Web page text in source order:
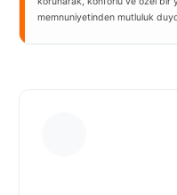
memnuniyetinden mutluluk